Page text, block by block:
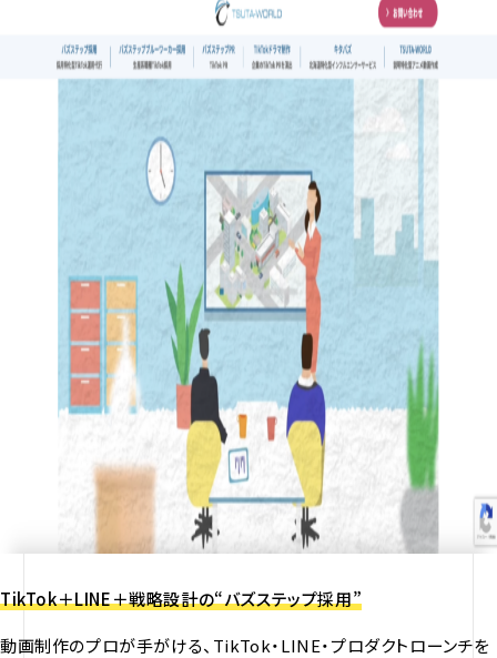
TikTok＋LINE＋戦略設計の“バズステップ採用”
動画制作のプロが手がける、TikTok・LINE・プロダクトローンチを